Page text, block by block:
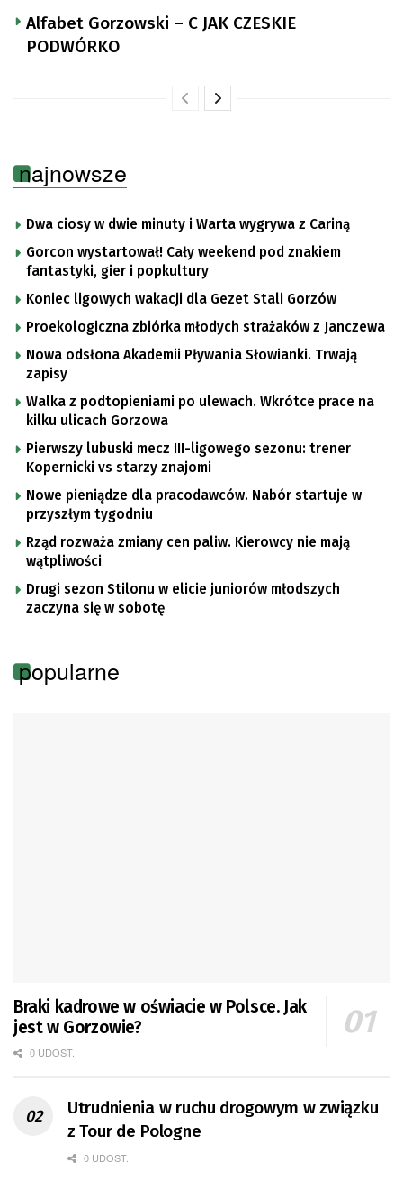
Alfabet Gorzowski – C JAK CZESKIE
PODWÓRKO
najnowsze
Dwa ciosy w dwie minuty i Warta wygrywa z Cariną
Gorcon wystartował! Cały weekend pod znakiem
fantastyki, gier i popkultury
Koniec ligowych wakacji dla Gezet Stali Gorzów
Proekologiczna zbiórka młodych strażaków z Janczewa
Nowa odsłona Akademii Pływania Słowianki. Trwają
zapisy
Walka z podtopieniami po ulewach. Wkrótce prace na
kilku ulicach Gorzowa
Pierwszy lubuski mecz III-ligowego sezonu: trener
Kopernicki vs starzy znajomi
Nowe pieniądze dla pracodawców. Nabór startuje w
przyszłym tygodniu
Rząd rozważa zmiany cen paliw. Kierowcy nie mają
wątpliwości
Drugi sezon Stilonu w elicie juniorów młodszych
zaczyna się w sobotę
popularne
Braki kadrowe w oświacie w Polsce. Jak
jest w Gorzowie?
0 UDOST.
Utrudnienia w ruchu drogowym w związku
z Tour de Pologne
0 UDOST.